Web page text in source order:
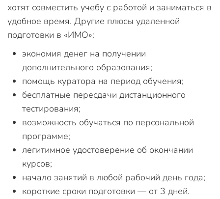
хотят совместить учебу с работой и заниматься в
удобное время. Другие плюсы удаленной
подготовки в «ИМО»:
экономия денег на получении
дополнительного образования;
помощь куратора на период обучения;
бесплатные пересдачи дистанционного
тестирования;
возможность обучаться по персональной
программе;
легитимное удостоверение об окончании
курсов;
начало занятий в любой рабочий день года;
короткие сроки подготовки — от 3 дней.